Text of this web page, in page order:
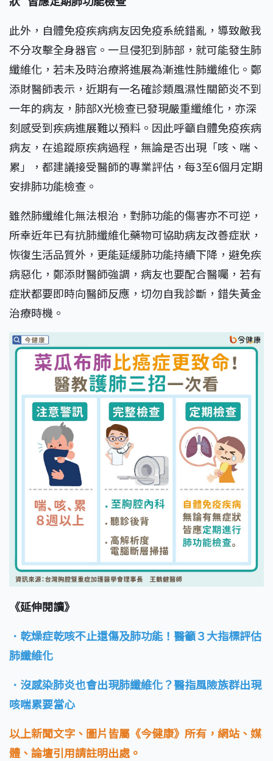
此外，自體免疫疾病病友因免疫系統錯亂，導致敵我
不分攻擊全身器官。一旦侵犯到肺部，就可能發生肺
纖維化，若未及時治療將進展為漸進性肺纖維化。鄭
添財醫師表示，近期有一名確診類風濕性關節炎不到
一年的病友，肺部X光檢查已發現嚴重纖維化，亦深
刻感受到疾病進展難以預料。因此呼籲自體免疫疾病
病友，在追蹤原疾病過程，無論是否出現「咳、喘、
累」，都建議接受醫師的專業評估，每3至6個月定期
安排肺功能檢查。
雖然肺纖維化無法根治，對肺功能的傷害亦不可逆，
所幸近年已有抗肺纖維化藥物可協助病友改善症狀，
恢復生活品質外，更能延緩肺功能持續下降，避免疾
病惡化，鄭添財醫師強調，病友也要配合醫囑，若有
症狀都要即時向醫師反應，切勿自我診斷，錯失黃金
治療時機。
《延伸閱讀》
．乾燥症乾咳不止還傷及肺功能！醫籲３大指標評估
肺纖維化
．沒感染肺炎也會出現肺纖維化？醫指風險族群出現
咳喘累要當心
以上新聞文字、圖片皆屬《今健康》所有，網站、媒
體、論壇引用請註明出處。